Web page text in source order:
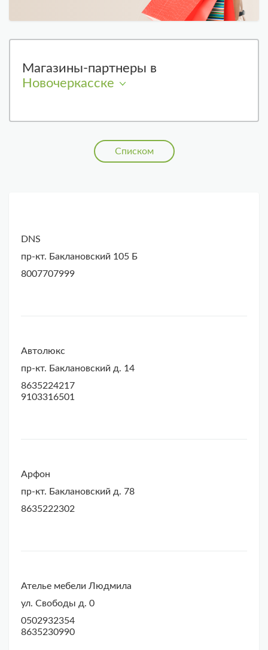
Магазины-партнеры в
Новочеркасске
Списком
DNS
пр-кт. Баклановский 105 Б
8007707999
Автолюкс
пр-кт. Баклановский д. 14
8635224217
9103316501
Арфон
пр-кт. Баклановский д. 78
8635222302
Ателье мебели Людмила
ул. Свободы д. 0
0502932354
8635230990